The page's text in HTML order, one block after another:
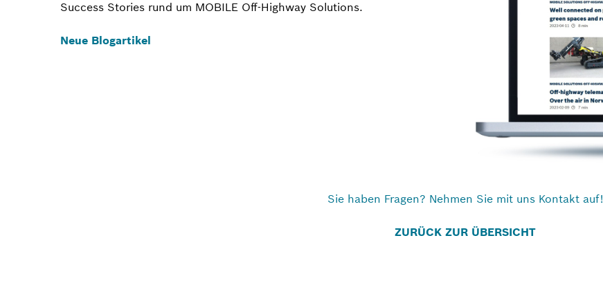
Success Stories rund um MOBILE Off-Highway Solutions.
Neue Blogartikel
Sie haben Fragen? Nehmen Sie mit uns Kontakt auf!
ZURÜCK ZUR ÜBERSICHT